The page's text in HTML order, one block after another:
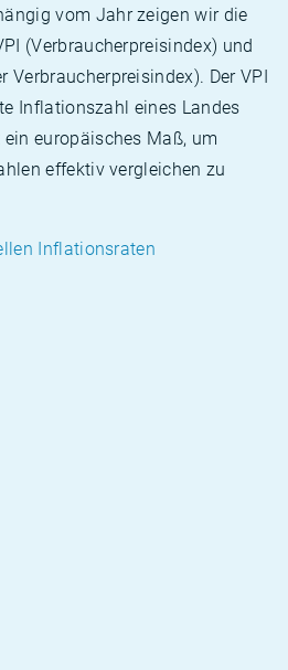
vom Jahr zeigen wir die
(Verbraucherpreisindex) und
Verbraucherpreisindex). Der VPI
Inflationszahl eines Landes
europäisches Maß, um
effektiv vergleichen zu
Inflationsraten